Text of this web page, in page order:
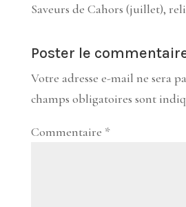
Saveurs de Cahors (juillet),
Poster le
Votre adresse e-mail ne sera
champs obligatoires sont
Commentaire *